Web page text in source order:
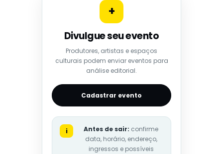
+
Divulgue seu evento
Produtores, artistas e espaços
culturais podem enviar eventos para
análise editorial.
Cadastrar evento
i Antes de sair: confirme
data, horário, endereço,
ingressos e possíveis